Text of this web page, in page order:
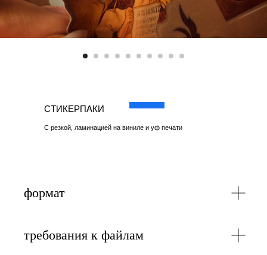
СТИКЕРПАКИ
С резкой, ламинацией на виниле и уф печати
формат
требования к файлам